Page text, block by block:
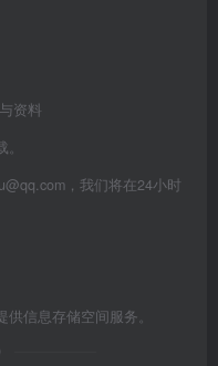
资料
，我们将在24小时
信息存储空间服务。